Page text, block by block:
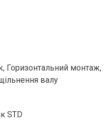
Горизонтальний монтаж,
валу
STD